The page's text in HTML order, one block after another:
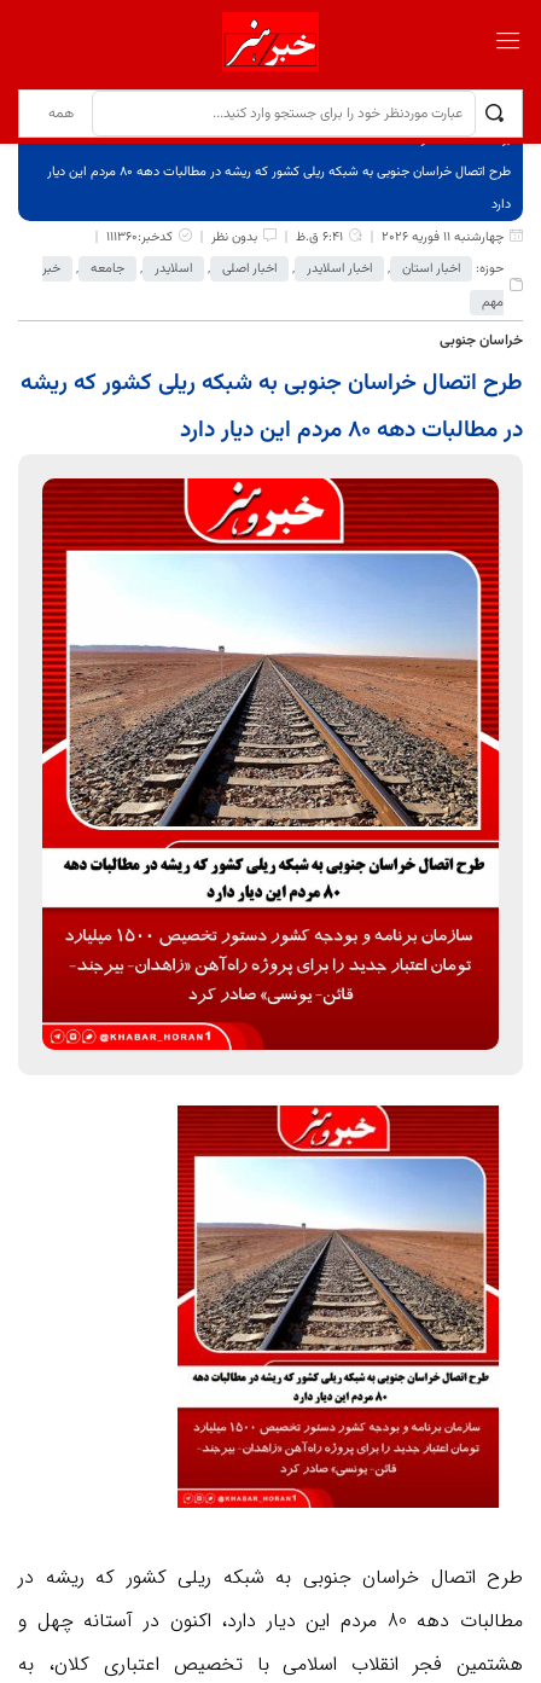
برگ نخست
نوشته‌ها
طرح اتصال خراسان جنوبی به شبکه ریلی کشور که ریشه در مطالبات دهه 80 مردم این دیار
دارد
چهارشنبه 11 فوریه 2026
6:41 ق.ظ بدون نظر
کدخبر:111360
حوزه:
اخبار استان , اخبار اسلایدر , اخبار اصلی , اسلایدر , جامعه ,
خبر
مهم
خراسان جنوبی
طرح اتصال خراسان جنوبی به شبکه ریلی کشور که ریشه
در مطالبات دهه 80 مردم این دیار دارد
طرح اتصال خراسان جنوبی به شبکه ریلی کشور که ریشه در
مطالبات دهه 80 مردم این دیار دارد، اکنون در آستانه چهل و
هشتمین فجر انقلاب اسلامی با تخصیص اعتباری کلان، به